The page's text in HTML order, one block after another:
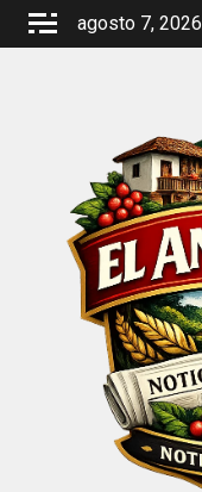
Saltar
agosto 7, 2026